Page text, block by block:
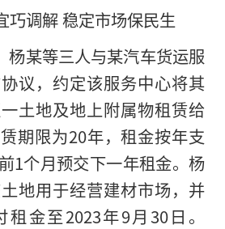
巧调解 稳定市场保民生
杨某等三人与某汽车货运服
议，约定该服务中心将其
土地及地上附属物租赁给
期限为20年，租金按年支
1个月预交下一年租金。杨
地用于经营建材市场，并
金至2023年9月30日。